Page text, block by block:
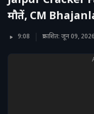
मौतें, CM
9:08 प्रकाशित: जून 09, 2026